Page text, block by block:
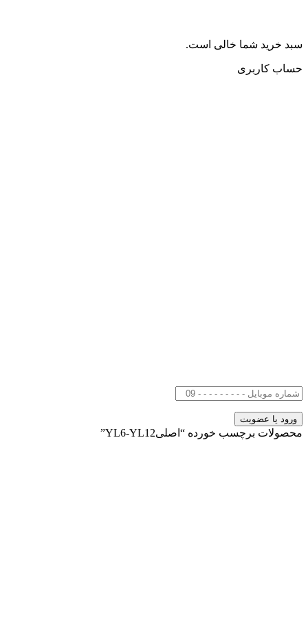
سبد خرید شما خالی است.
حساب کاربری
محصولات برچسب خورده “اصلیYL6-YL12”